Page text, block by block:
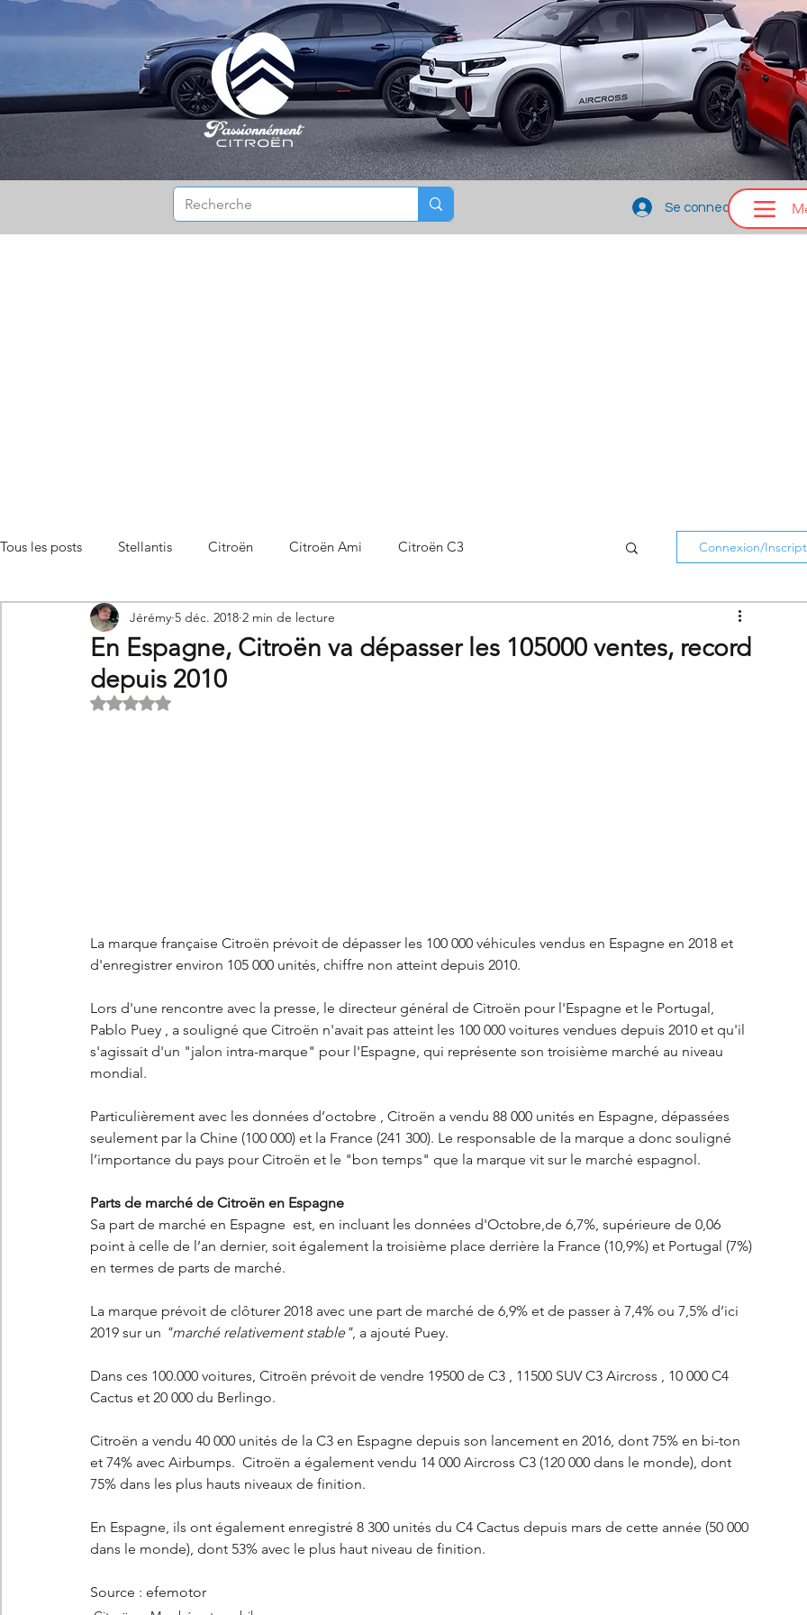
Se connecter
Tous les posts Stellantis Citroën Citroën Ami Citroën C3
Citroën C3 Aircross Citroën C4 Citroën C4 X
Citroën C5 X Citroën Berlingo
France Nouveautés Citroën
Connexion/
En Espagne, Citroën va dépasser les 105000 ventes, record
depuis 2010
Jérémy 5 déc. 2018 2 min de lecture
Noté NaN étoiles sur 5.
La marque française Citroën prévoit de dépasser les 100 000 véhicules vendus en Espagne en 2018 et
d'enregistrer environ 105 000 unités, chiffre non atteint depuis 2010.
Lors d'une rencontre avec la presse, le directeur général de Citroën pour l'Espagne et le Portugal,
Pablo Puey , a souligné que Citroën n'avait pas atteint les 100 000 voitures vendues depuis 2010 et qu'il
s'agissait d'un "jalon intra-marque" pour l'Espagne, qui représente son troisième marché au niveau
mondial.
Particulièrement avec les données d’octobre , Citroën a vendu 88 000 unités en Espagne, dépassées
seulement par la Chine (100 000) et la France (241 300). Le responsable de la marque a donc souligné
l’importance du pays pour Citroën et le "bon temps" que la marque vit sur le marché espagnol.
Parts de marché de Citroën en Espagne
Sa part de marché en Espagne  est, en incluant les données d'Octobre,de 6,7%, supérieure de 0,06
point à celle de l’an dernier, soit également la troisième place derrière la France (10,9%) et Portugal (7%)
en termes de parts de marché.
La marque prévoit de clôturer 2018 avec une part de marché de 6,9% et de passer à 7,4% ou 7,5% d’ici
2019 sur un "marché relativement stable", a ajouté Puey.
Dans ces 100.000 voitures, Citroën prévoit de vendre 19500 de C3 , 11500 SUV C3 Aircross , 10 000 C4
Cactus et 20 000 du Berlingo.
Citroën a vendu 40 000 unités de la C3 en Espagne depuis son lancement en 2016, dont 75% en bi-ton
et 74% avec Airbumps.  Citroën a également vendu 14 000 Aircross C3 (120 000 dans le monde), dont
75% dans les plus hauts niveaux de finition.
En Espagne, ils ont également enregistré 8 300 unités du C4 Cactus depuis mars de cette année (50 000
dans le monde), dont 53% avec le plus haut niveau de finition.
Source : efemotor